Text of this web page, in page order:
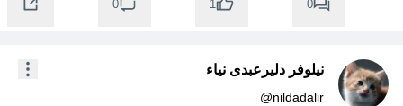
0
1
0
نیلوفر دلیرعبدی نیاء
@nildadalir